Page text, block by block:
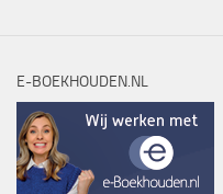
E-BOEKHOUDEN.NL